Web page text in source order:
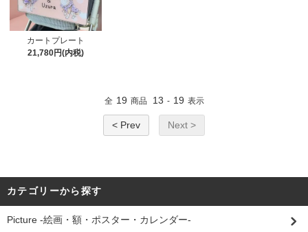
カートプレート
21,780円(内税)
全 19 商品 13 - 19 表示
< Prev Next >
カテゴリーから探す
Picture -絵画・額・ポスター・カレンダー-